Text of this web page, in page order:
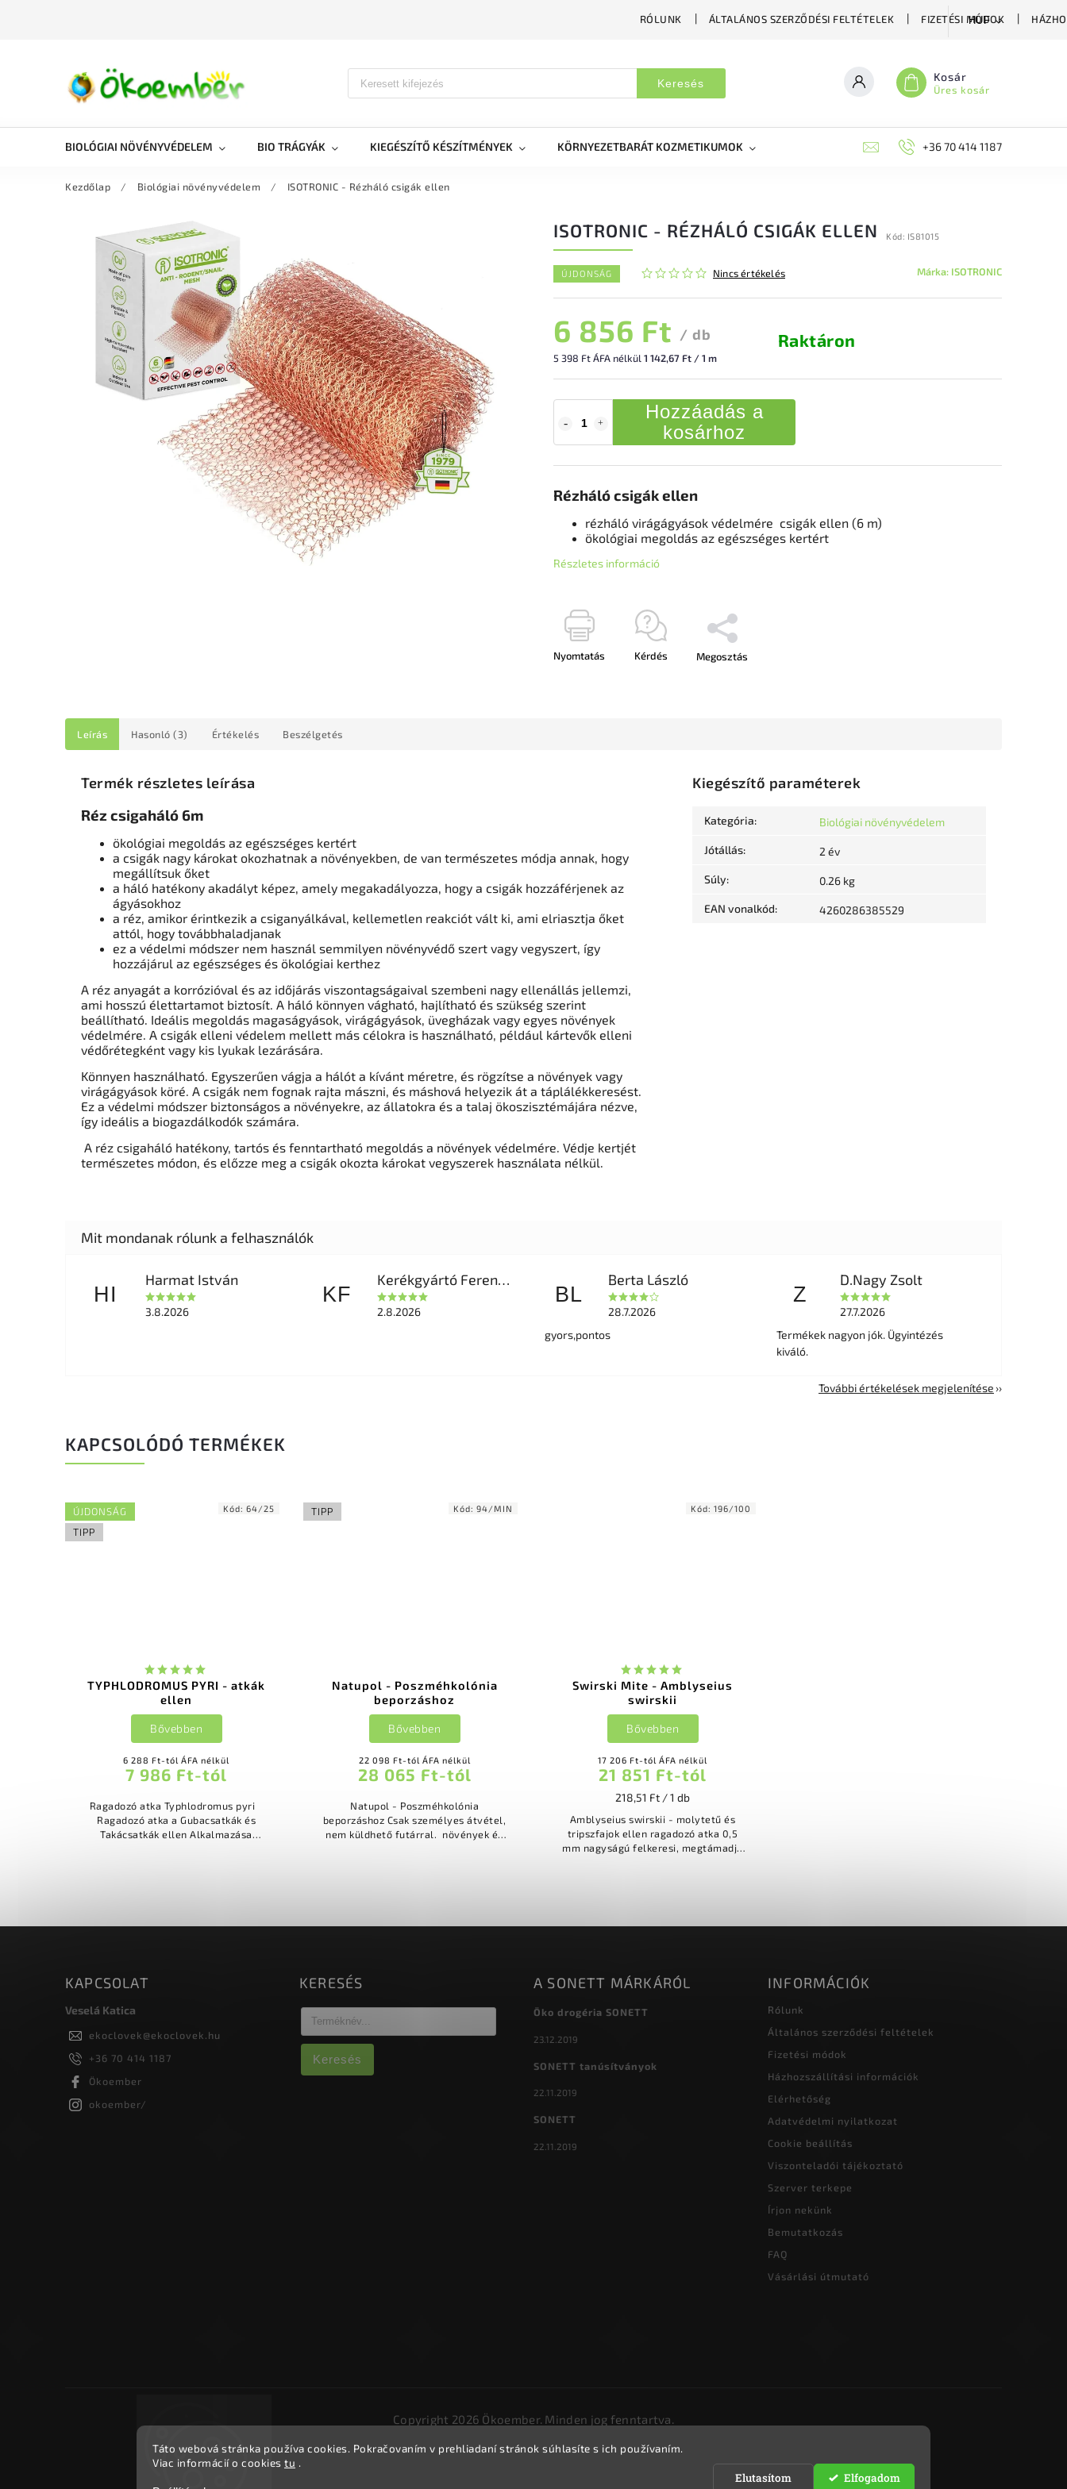
Táto webová stránka používa cookies. Pokračovaním v prehliadaní stránok súhlasíte s ich používaním.
Viac informácií o cookies tu .
Elutasítom Elfogadom
RÓLUNK ÁLTALÁNOS SZERZŐDÉSI FELTÉTELEK FIZETÉSI MÓDOK
HUF
Keresés Kosár
Üres kosár
BIOLÓGIAI NÖVÉNYVÉDELEM BIO TRÁGYÁK KIEGÉSZÍTŐ KÉSZÍTMÉNYEK KÖRNYEZETBARÁT KOZMETIKUMOK BLOG MÉHÉSZETI
+36 70 414 1187
Kezdőlap / Biológiai növényvédelem / ISOTRONIC - Rézháló csigák ellen
ISOTRONIC - RÉZHÁLÓ CSIGÁK ELLEN Kód: IS81015
ÚJDONSÁG Nincs értékelés Márka: ISOTRONIC
6 856 Ft / db
5 398 Ft ÁFA nélkül 1 142,67 Ft / 1 m
Raktáron
Hozzáadás a
kosárhoz
Rézháló csigák ellen
rézháló virágágyások védelmére csigák ellen (6 m)
ökológiai megoldás az egészséges kertért
Részletes információ
Nyomtatás Kérdés Megosztás
Leírás Hasonló (3) Értékelés Beszélgetés
Termék részletes leírása
Réz csigaháló 6m
ökológiai megoldás az egészséges kertért
a csigák nagy károkat okozhatnak a növényekben, de van természetes módja annak, hogy
megállítsuk őket
a háló hatékony akadályt képez, amely megakadályozza, hogy a csigák hozzáférjenek az
ágyásokhoz
a réz, amikor érintkezik a csiganyálkával, kellemetlen reakciót vált ki, ami elriasztja őket
attól, hogy továbbhaladjanak
ez a védelmi módszer nem használ semmilyen növényvédő szert vagy vegyszert, így
hozzájárul az egészséges és ökológiai kerthez
A réz anyagát a korrózióval és az időjárás viszontagságaival szembeni nagy ellenállás jellemzi,
ami hosszú élettartamot biztosít. A háló könnyen vágható, hajlítható és szükség szerint
beállítható. Ideális megoldás magaságyások, virágágyások, üvegházak vagy egyes növények
védelmére. A csigák elleni védelem mellett más célokra is használható, például kártevők elleni
védőrétegként vagy kis lyukak lezárására.
Könnyen használható. Egyszerűen vágja a hálót a kívánt méretre, és rögzítse a növények vagy
virágágyások köré. A csigák nem fognak rajta mászni, és máshová helyezik át a táplálékkeresést.
Ez a védelmi módszer biztonságos a növényekre, az állatokra és a talaj ökoszisztémájára nézve,
így ideális a biogazdálkodók számára.
A réz csigaháló hatékony, tartós és fenntartható megoldás a növények védelmére. Védje kertjét
természetes módon, és előzze meg a csigák okozta károkat vegyszerek használata nélkül.
Kiegészítő paraméterek
Kategória: Biológiai növényvédelem
Jótállás: 2 év
Súly: 0.26 kg
EAN vonalkód: 4260286385529
HI
Harmat István
3.8.2026
KF
Kerékgyártó Ferencné
2.8.2026
BL
Berta László
28.7.2026
gyors,pontos
Z
D.Nagy Zsolt
27.7.2026
Termékek nagyon jók. Ügyintézés
kiváló.
További értékelések megjelenítése
KAPCSOLÓDÓ TERMÉKEK
ÚJDONSÁG
TIPP
TYPHLODROMUS PYRI - atkák
ellen
6 288 Ft-tól ÁFA nélkül
7 986 Ft-tól
Bővebben
Ragadozó atka Typhlodromus pyri
Ragadozó atka a Gubacsatkák és
Takácsatkák ellen Alkalmazása
Kód: 64/25 TIPP
Natupol - Poszméhkolónia
beporzáshoz
22 098 Ft-tól ÁFA nélkül
28 065 Ft-tól
Bővebben
Natupol - Poszméhkolónia
beporzáshoz Csak személyes átvétel,
nem küldhető futárral. növények és
Kód: 94/MIN
Swirski Mite - Amblyseius
swirskii
17 206 Ft-tól ÁFA nélkül
21 851 Ft-tól
218,51 Ft / 1 db
Bővebben
Amblyseius swirskii - molytetű és
tripszfajok ellen ragadozó atka 0,5
mm nagyságú felkeresi, megtámadja
Kód: 196/100
KAPCSOLAT
Veselá Katica
ekoclovek@ekoclovek.hu
+36 70 414 1187
Ökoember
okoember/
KERESÉS
Keresés
A SONETT MÁRKÁRÓL
Öko drogéria SONETT
23.12.2019
SONETT tanúsítványok
22.11.2019
SONETT
22.11.2019
INFORMÁCIÓK
Rólunk
Általános szerződési feltételek
Fizetési módok
Házhozszállítási információk
Elérhetőség
Adatvédelmi nyilatkozat
Cookie beállítás
Viszonteladói tájékoztató
Szerver terkepe
Írjon nekünk
Bemutatkozás
FAQ
Vásárlási útmutató
Copyright 2026 Ökoember. Minden jog fenntartva.